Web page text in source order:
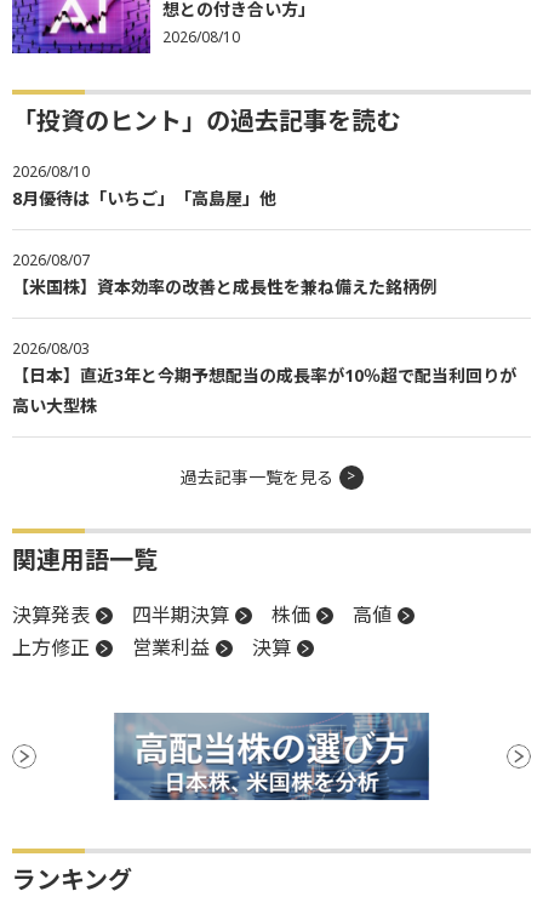
想との付き合い方」
2026/08/10
「投資のヒント」の過去記事を読む
2026/08/10
8月優待は「いちご」「高島屋」他
2026/08/07
【米国株】資本効率の改善と成長性を兼ね備えた銘柄例
2026/08/03
【日本】直近3年と今期予想配当の成長率が10％超で配当利回りが
高い大型株
過去記事一覧を見る
関連用語一覧
決算発表 四半期決算 株価
高値
上方修正
営業利益 決算
ランキング